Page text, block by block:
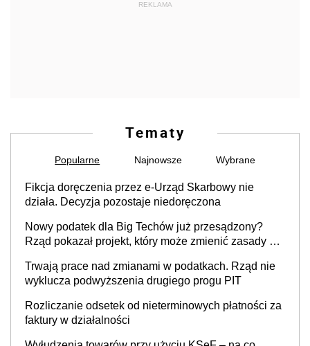
REKLAMA
Tematy
Popularne Najnowsze Wybrane
Fikcja doręczenia przez e-Urząd Skarbowy nie
działa. Decyzja pozostaje niedoręczona
Nowy podatek dla Big Techów już przesądzony?
Rząd pokazał projekt, który może zmienić zasady gry
Trwają prace nad zmianami w podatkach. Rząd nie
wyklucza podwyższenia drugiego progu PIT
Rozliczanie odsetek od nieterminowych płatności za
faktury w działalności